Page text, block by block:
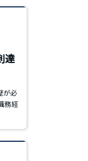
達
が必
務経